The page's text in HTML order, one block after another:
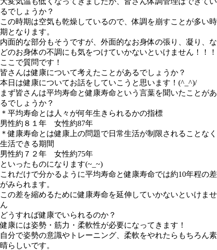
るでしょうか？
この時期は空気も乾燥しているので、体調を崩すことが多い時
期となります。
内面的な部分もそうですが、外面的なお身体の張り、凝り、な
どのお身体の不調にも気をつけていかないといけません！！！
ここで質問です！
皆さんは健康について考えたことがあるでしょうか？
本日は健康についてお話をしていこうと思います！(^_^)/
まず皆さんは平均寿命と健康寿命という言葉を聞いたことがあ
るでしょうか？
＊平均寿命とは人々が何年生きられるかの指標
男性約８１年 女性約87年
＊健康寿命とは健康上の問題で日常生活が制限されることなく
生活できる期間
男性約７２年 女性約75年
といったものになります(~_~)
これだけで分かるように平均寿命と健康寿命では約10年程の差
がみられます。
この差を縮めるために健康寿命を延伸していかないといけませ
ん
どうすれば健康でいられるのか？
健康には姿勢・筋力・柔軟性が必要になってきます！
自分で姿勢の意識やトレーニング、柔軟をやれたらもちろん素
晴らしいです。